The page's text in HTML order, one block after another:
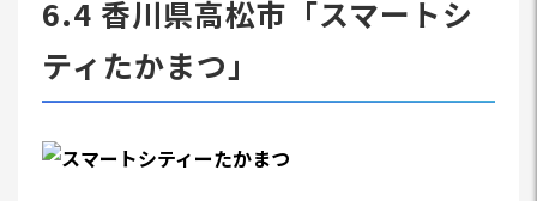
6.4 香川県高松市「スマートシ
ティたかまつ」